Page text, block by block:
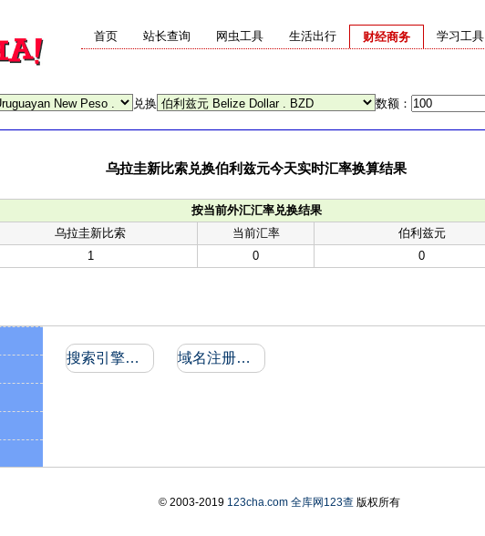
首页 站长查询 网虫工具 生活出行
财经商务
学习工具
兑换 数额：
乌拉圭新比索兑换伯利兹元今天实时汇率换算结果
按当前外汇汇率兑换结果
乌拉圭新比索
当前汇率
伯利兹元
1
0 0
搜索引擎收录和反向链接 域名注册信息
© 2003-2019 123cha.com 全库网123查版权所有